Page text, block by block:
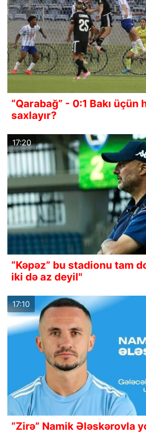
“Qarabağ” - 0:1 Bakı üçün
saxlayır?
17:20
“Kəpəz” bu stadionu tam
iki də az deyil"
17:10
“Zirə” Namik Ələskərovla